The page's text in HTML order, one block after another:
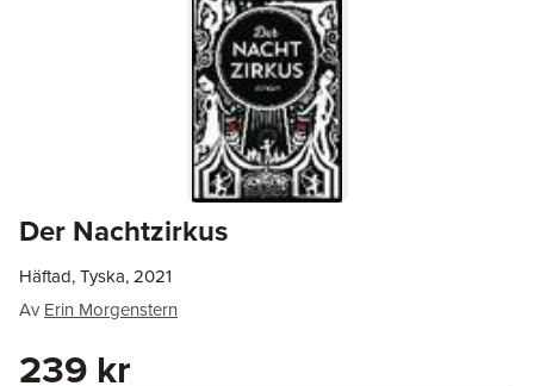
Der Nachtzirkus
Häftad, Tyska, 2021
Av Erin Morgenstern
239 kr